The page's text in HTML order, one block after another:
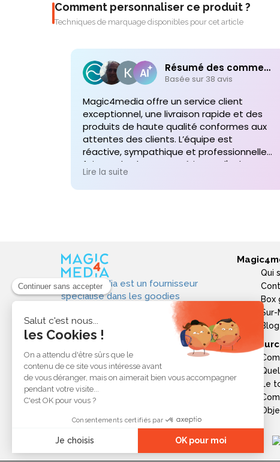
Comment personnaliser ce produit ?
Techniques de marquage disponibles pour cet article
Résumé des commentaires
Basée sur 38 avis
Magic4media offre un service client
exceptionnel, une livraison rapide et des
produits de haute qualité conformes aux
attentes des clients. L’équipe est
réactive, sympathique et professionnelle,
faisant de chaque expérience d'achat un
plaisir. Je recommande vivement leurs
services pour toute commande future de
Lire la suite
Magic4media est un fournisseur
spécialisé dans les goodies
personnalisés et objets publicitaires
pour les entreprises. Nous
sélectionnons des produits utiles,
tendances et responsables pour
valoriser votre image de marque,
soutenir vos actions de
communication et réussir vos
opérations événementielles,
Qui
Box
Blog
Le